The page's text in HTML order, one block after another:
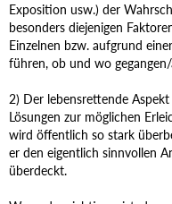
Exposition usw.) der
besonders diejenigen
Einzelnen bzw. aufgrund
führen, ob und wo
2) Der lebensrettende
Lösungen zur möglichen
wird öffentlich so stark
er den eigentlich sinnvollen
überdeckt.